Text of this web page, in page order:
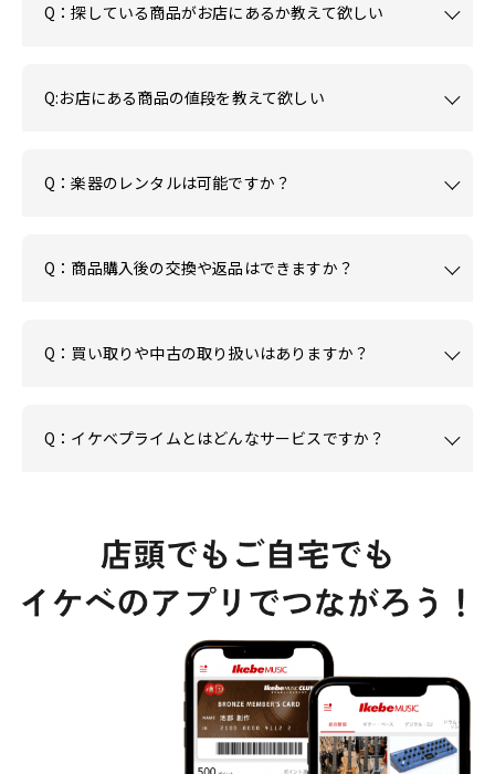
Q：探している商品がお店にあるか教えて欲しい
Q:お店にある商品の値段を教えて欲しい
Q：楽器のレンタルは可能ですか？
Q：商品購入後の交換や返品はできますか？
Q：買い取りや中古の取り扱いはありますか？
Q：イケベプライムとはどんなサービスですか？